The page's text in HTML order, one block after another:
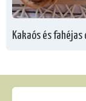
Kakaós és fahéjas